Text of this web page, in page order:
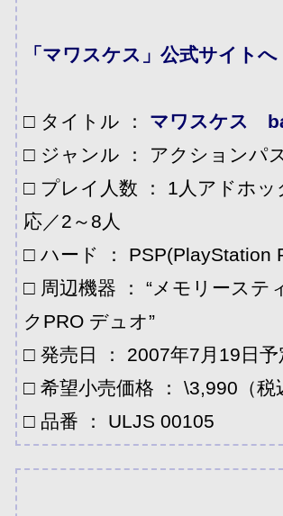
「マワスケス」公式サイトへ
□ タイトル ： マワスケス
□ ジャンル ： アクションパ
□ プレイ人数 ： 1人アドホ
応／2～8人
□ ハード ： PSP(PlayStation
□ 周辺機器 ： “メモリーステ
クPRO デュオ”
□ 発売日 ： 2007年7月19日予
□ 希望小売価格 ： \3,990（税
□ 品番 ： ULJS 00105